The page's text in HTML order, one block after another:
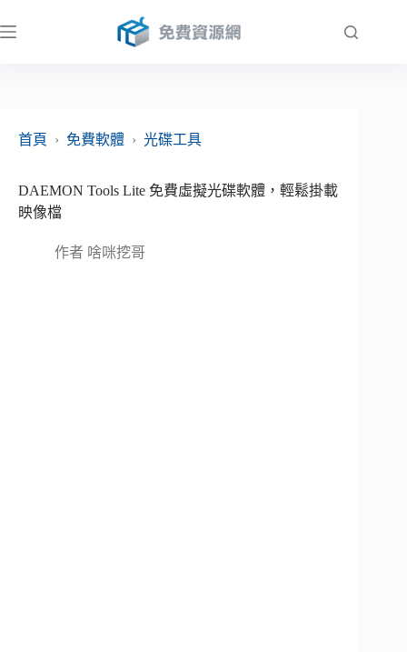
至
首頁
› 免費軟體 › 光碟工具
DAEMON Tools Lite 免費虛擬光碟軟體，輕鬆掛載
映像檔
作者 啥咪挖哥